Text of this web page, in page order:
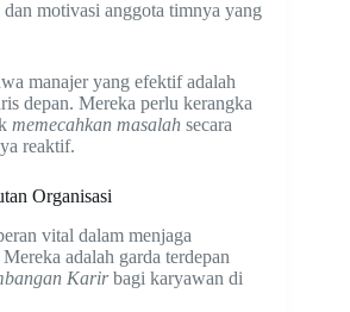
motivasi anggota timnya yang
manajer yang efektif adalah
depan. Mereka perlu kerangka
memecahkan masalah secara
reaktif.
Organisasi
vital dalam menjaga
adalah garda terdepan
Karirbagi karyawan di